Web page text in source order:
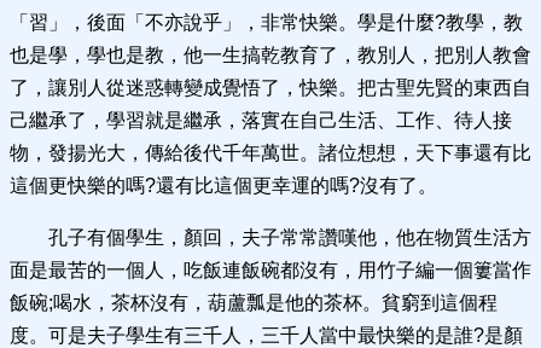
「習」，後面「不亦說乎」，非常快樂。學是什麼?教學，教
也是學，學也是教，他一生搞乾教育了，教別人，把別人教會
了，讓別人從迷惑轉變成覺悟了，快樂。把古聖先賢的東西自
己繼承了，學習就是繼承，落實在自己生活、工作、待人接
物，發揚光大，傳給後代千年萬世。諸位想想，天下事還有比
這個更快樂的嗎?還有比這個更幸運的嗎?沒有了。
孔子有個學生，顏回，夫子常常讚嘆他，他在物質生活方
面是最苦的一個人，吃飯連飯碗都沒有，用竹子編一個簍當作
飯碗;喝水，茶杯沒有，葫蘆瓢是他的茶杯。貧窮到這個程
度。可是夫子學生有三千人，三千人當中最快樂的是誰?是顏